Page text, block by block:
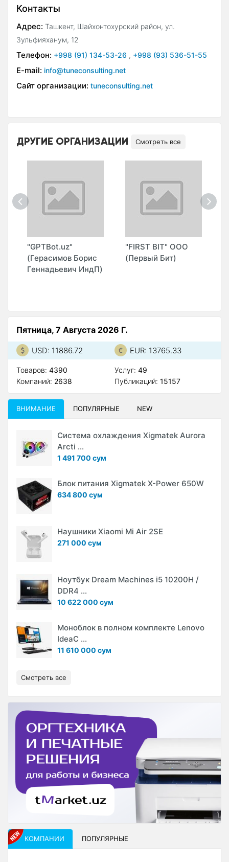
Контакты
Адрес: Ташкент, Шайхонтохурский район, ул.
Зульфияханум, 12
Телефон: +998 (91) 134-53-26 , +998 (93) 536-51-55
E-mail: info@tuneconsulting.net
Сайт организации: tuneconsulting.net
ДРУГИЕ ОРГАНИЗАЦИИ Смотреть все
"GPTBot.uz"
(Герасимов Борис
Геннадьевич ИндП)
"FIRST BIT" ООО
(Первый Бит)
Пятница, 7 Августа 2026 Г.
USD: 11886.72 EUR: 13765.33
Товаров: 4390
Компаний: 2638
Услуг: 49
Публикаций: 15157
ВНИМАНИЕ ПОПУЛЯРНЫЕ NEW
Система охлаждения Xigmatek Aurora
Arcti ...
1 491 700 сум
Блок питания Xigmatek X-Power 650W
634 800 сум
Наушники Xiaomi Mi Air 2SE
271 000 сум
Ноутбук Dream Machines i5 10200H /
DDR4 ...
10 622 000 сум
Моноблок в полном комплекте Lenovo
IdeaC ...
11 610 000 сум
Смотреть все
КОМПАНИИ ПОПУЛЯРНЫЕ